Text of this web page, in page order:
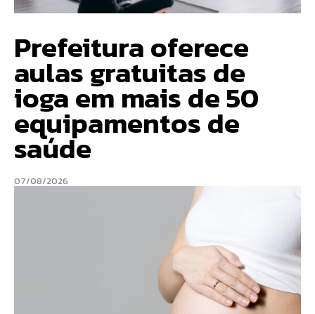
Prefeitura oferece
aulas gratuitas de
ioga em mais de 50
equipamentos de
saúde
07/08/2026